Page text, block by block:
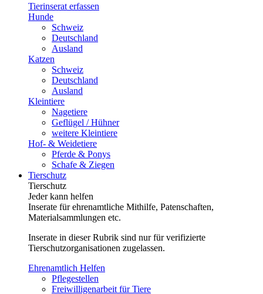
Tierinserat erfassen
Hunde
Schweiz
Deutschland
Ausland
Katzen
Schweiz
Deutschland
Ausland
Kleintiere
Nagetiere
Geflügel / Hühner
weitere Kleintiere
Hof- & Weidetiere
Pferde & Ponys
Schafe & Ziegen
Tierschutz
Tierschutz
Jeder kann helfen
Inserate für ehrenamtliche Mithilfe, Patenschaften,
Materialsammlungen etc.
Inserate in dieser Rubrik sind nur für verifizierte
Tierschutzorganisationen zugelassen.
Ehrenamtlich Helfen
Pflegestellen
Freiwilligenarbeit für Tiere